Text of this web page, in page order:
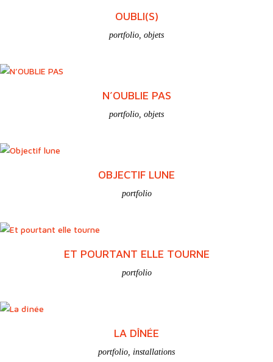
OUBLI(S)
portfolio objets
N’OUBLIE PAS
portfolio objets
OBJECTIF LUNE
portfolio
ET POURTANT ELLE TOURNE
portfolio
LA DÎNÉE
portfolio installations